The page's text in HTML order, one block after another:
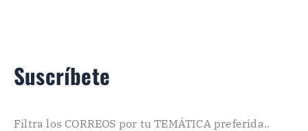
Suscríbete
Filtra los CORREOS por tu TEMÁTICA preferida..